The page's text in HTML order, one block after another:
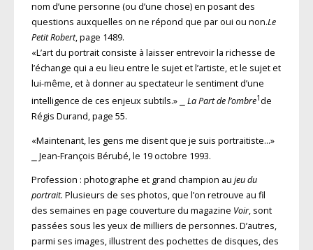
nom d’une personne (ou d’une chose) en posant des
questions auxquelles on ne répond que par oui ou non.Le
Petit Robert, page 1489.
«L’art du portrait consiste à laisser entrevoir la richesse de
l’échange qui a eu lieu entre le sujet et l’artiste, et le sujet et
lui-même, et à donner au spectateur le sentiment d’une
intelligence de ces enjeux subtils.» ⎯ La Part de l’ombre1de
Régis Durand, page 55.
«Maintenant, les gens me disent que je suis portraitiste…»
⎯ Jean-François Bérubé, le 19 octobre 1993.
Profession : photographe et grand champion au jeu du
portrait. Plusieurs de ses photos, que l’on retrouve au fil
des semaines en page couverture du magazine Voir, sont
passées sous les yeux de milliers de personnes. D’autres,
parmi ses images, illustrent des pochettes de disques, des